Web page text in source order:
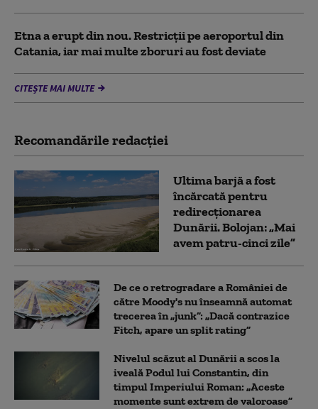
Etna a erupt din nou. Restricții pe aeroportul din
Catania, iar mai multe zboruri au fost deviate
CITEȘTE MAI MULTE
Recomandările redacţiei
Ultima barjă a fost
încărcată pentru
redirecționarea
Dunării. Bolojan: „Mai
avem patru-cinci zile”
De ce o retrogradare a României de
către Moody's nu înseamnă automat
trecerea în „junk”: „Dacă contrazice
Fitch, apare un split rating”
Nivelul scăzut al Dunării a scos la
iveală Podul lui Constantin, din
timpul Imperiului Roman: „Aceste
momente sunt extrem de valoroase”